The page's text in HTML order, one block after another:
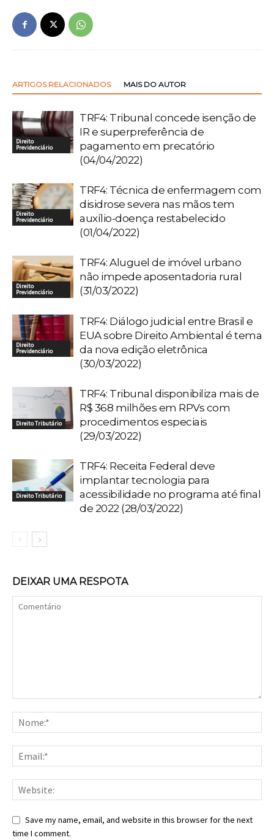
ARTIGOS RELACIONADOS MAIS DO AUTOR
Direito
Previdenciário
TRF4: Tribunal concede isenção de
IR e superpreferência de
pagamento em precatório
(04/04/2022)
Direito
Previdenciário
TRF4: Técnica de enfermagem com
disidrose severa nas mãos tem
auxílio-doença restabelecido
(01/04/2022)
Direito
Previdenciário
TRF4: Aluguel de imóvel urbano
não impede aposentadoria rural
(31/03/2022)
Direito
Previdenciário
TRF4: Diálogo judicial entre Brasil e
EUA sobre Direito Ambiental é tema
da nova edição eletrônica
(30/03/2022)
Direito Tributário
TRF4: Tribunal disponibiliza mais de
R$ 368 milhões em RPVs com
procedimentos especiais
(29/03/2022)
Direito Tributário
TRF4: Receita Federal deve
implantar tecnologia para
acessibilidade no programa até final
de 2022 (28/03/2022)
DEIXAR UMA RESPOTA
Save my name, email, and website in this browser for the next
time I comment.